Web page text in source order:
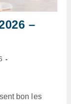
–
bon les